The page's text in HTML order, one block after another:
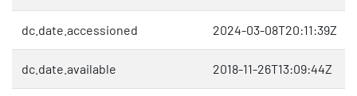
dc.date.accessioned 2024-03-08T20:11:39Z
dc.date.available 2018-11-26T13:09:44Z